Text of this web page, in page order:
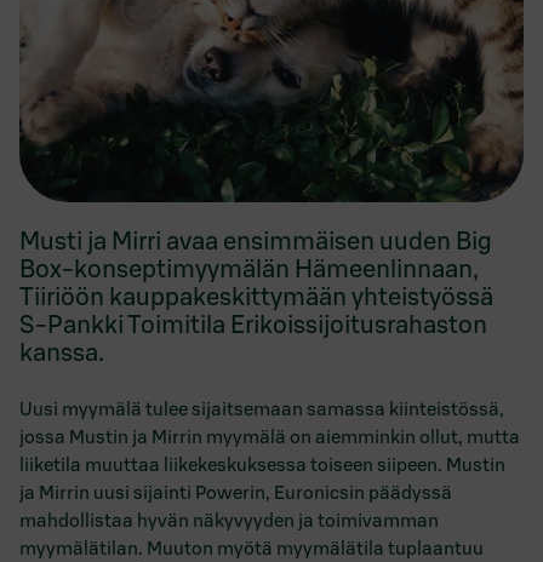
Musti ja Mirri avaa ensimmäisen uuden Big
Box-konseptimyymälän Hämeenlinnaan,
Tiiriöön kauppakeskittymään yhteistyössä
S-Pankki Toimitila Erikoissijoitusrahaston
kanssa.
Uusi myymälä tulee sijaitsemaan samassa kiinteistössä,
jossa Mustin ja Mirrin myymälä on aiemminkin ollut, mutta
liiketila muuttaa liikekeskuksessa toiseen siipeen. Mustin
ja Mirrin uusi sijainti Powerin, Euronicsin päädyssä
mahdollistaa hyvän näkyvyyden ja toimivamman
myymälätilan. Muuton myötä myymälätila tuplaantuu